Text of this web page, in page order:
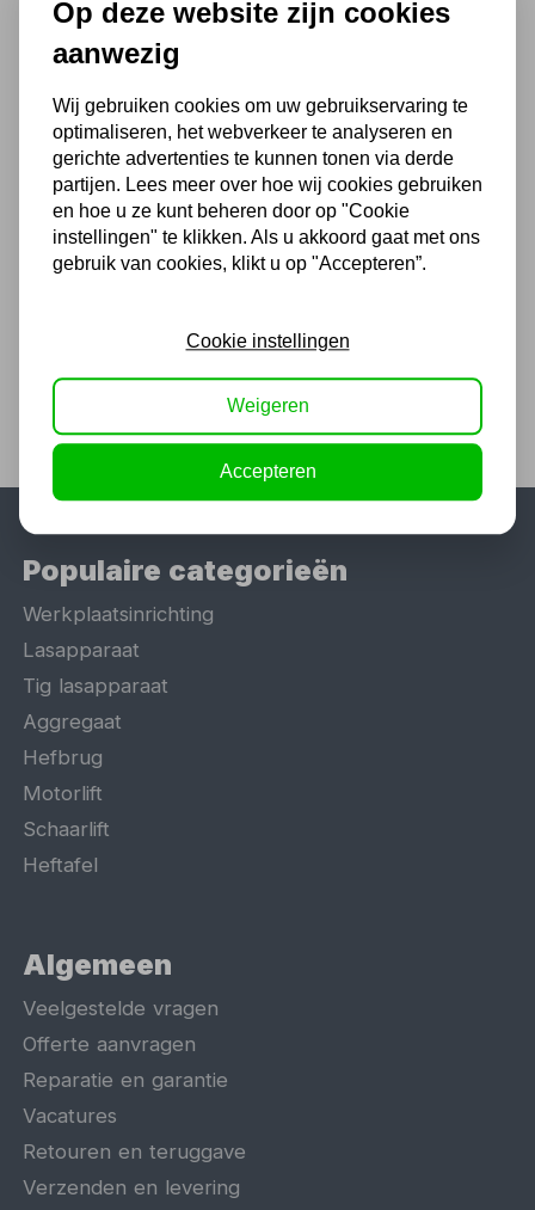
Zwenkwiel 40 x 20mm PU
1,60 excl. BTW
Zwenkwiel 200 x 50mm
rubber
13,31
Populaire categorieën
Werkplaatsinrichting
Lasapparaat
Tig lasapparaat
Aggregaat
Hefbrug
Motorlift
Schaarlift
Heftafel
Algemeen
Veelgestelde vragen
Offerte aanvragen
Reparatie en garantie
Vacatures
Retouren en teruggave
Verzenden en levering
Op deze website zijn cookies
aanwezig
Wij gebruiken cookies om uw gebruikservaring te
optimaliseren, het webverkeer te analyseren en
gerichte advertenties te kunnen tonen via derde
partijen. Lees meer over hoe wij cookies gebruiken
en hoe u ze kunt beheren door op "Cookie
instellingen" te klikken. Als u akkoord gaat met ons
gebruik van cookies, klikt u op "Accepteren”.
Cookie instellingen
Weigeren
Accepteren